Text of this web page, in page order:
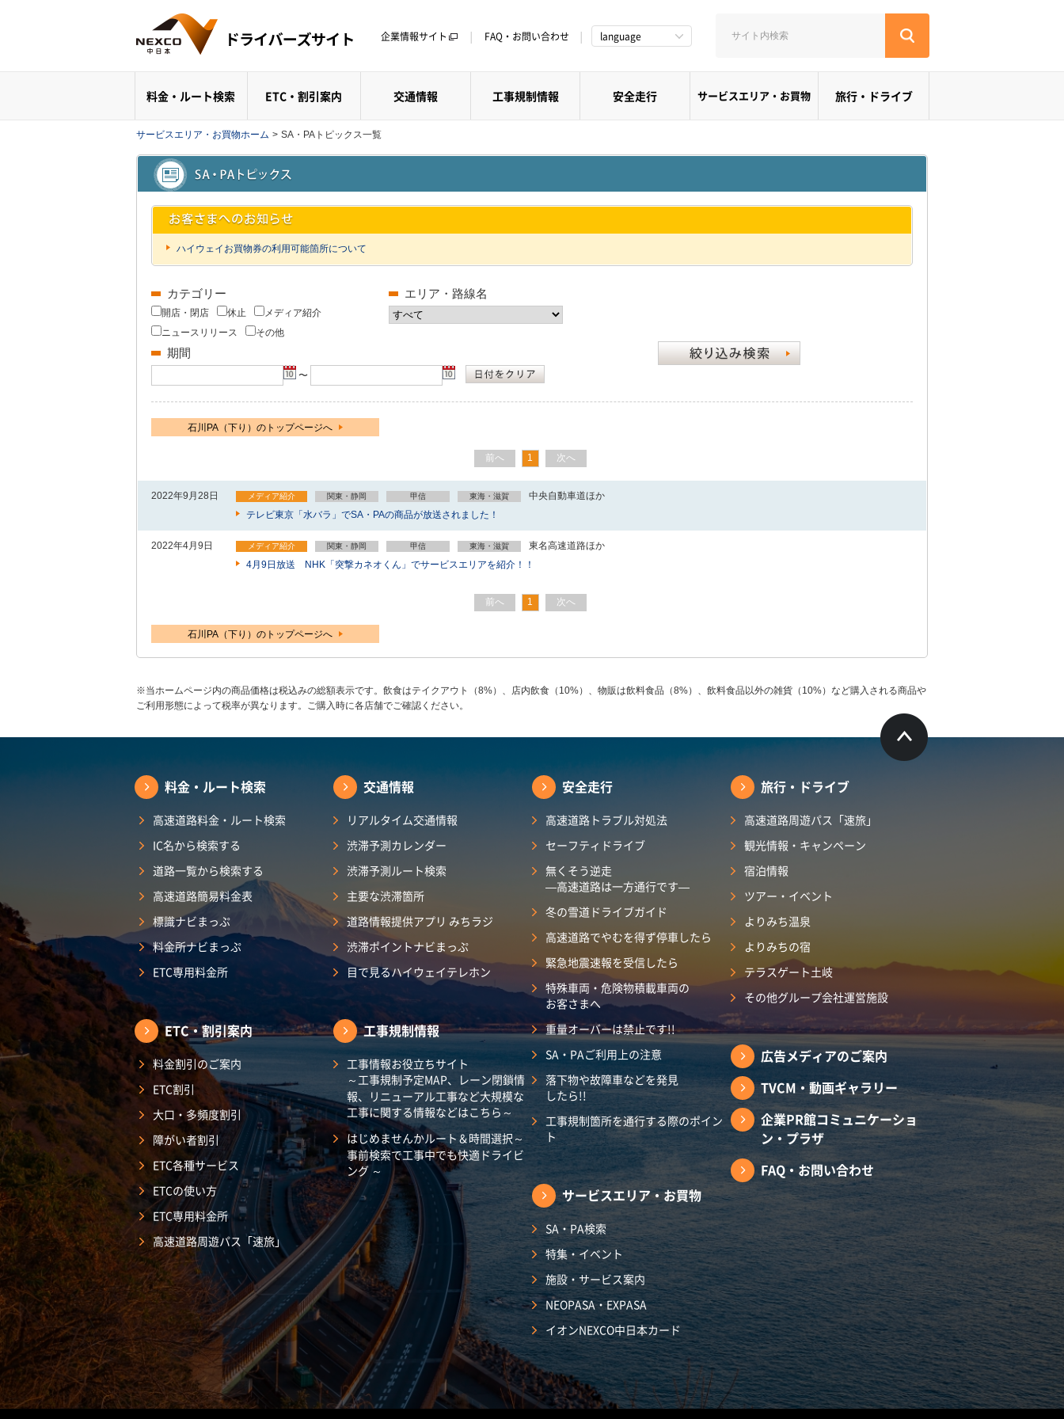
企業情報サイト FAQ・お問い合わせ language
料金・ルート検索 ETC・割引案内 交通情報 工事規制情報 安全走行 サービスエリア・お買物 旅行・ドライブ
サービスエリア・お買物ホーム > SA・PAトピックス一覧
ハイウェイお買物券の利用可能箇所について
カテゴリー
開店・閉店 休止
メディア紹介
ニュースリリース
その他
エリア・路線名
期間
〜
石川PA（下り）のトップページへ
前へ 1 次へ
2022年9月28日 メディア紹介 関東・静岡 甲信 東海・滋賀
中央自動車道ほか
テレビ東京「水バラ」でSA・PAの商品が放送されました！
2022年4月9日 メディア紹介 関東・静岡 甲信 東海・滋賀
東名高速道路ほか
4月9日放送 NHK「突撃カネオくん」でサービスエリアを紹介！！
前へ 1 次へ
石川PA（下り）のトップページへ
※当ホームページ内の商品価格は税込みの総額表示です。飲食はテイクアウト（8%）、店内飲食（10%）、物販は飲料食品（8%）、飲料食品以外の雑貨（10%）など購入される商品や
ご利用形態によって税率が異なります。ご購入時に各店舗でご確認ください。
料金・ルート検索
高速道路料金・ルート検索
IC名から検索する
道路一覧から検索する
高速道路簡易料金表
標識ナビまっぷ
料金所ナビまっぷ
ETC専用料金所
ETC・割引案内
料金割引のご案内
ETC割引
大口・多頻度割引
障がい者割引
ETC各種サービス
ETCの使い方
ETC専用料金所
高速道路周遊パス「速旅」
交通情報
リアルタイム交通情報
渋滞予測カレンダー
渋滞予測ルート検索
主要な渋滞箇所
道路情報提供アプリ みちラジ
渋滞ポイントナビまっぷ
目で見るハイウェイテレホン
工事規制情報
工事情報お役立ちサイト
～工事規制予定MAP、レーン閉鎖情
報、リニューアル工事など大規模な
工事に関する情報などはこちら～
はじめませんかルート＆時間選択～
事前検索で工事中でも快適ドライビ
ング ～
安全走行
高速道路トラブル対処法
セーフティドライブ
無くそう逆走
―高速道路は一方通行です―
冬の雪道ドライブガイド
高速道路でやむを得ず停車したら
緊急地震速報を受信したら
特殊車両・危険物積載車両の
お客さまへ
重量オーバーは禁止です!!
SA・PAご利用上の注意
落下物や故障車などを発見
したら!!
工事規制箇所を通行する際のポイン
ト
サービスエリア・お買物
SA・PA検索
特集・イベント
施設・サービス案内
NEOPASA・EXPASA
イオンNEXCO中日本カード
旅行・ドライブ
高速道路周遊パス「速旅」
観光情報・キャンペーン
宿泊情報
ツアー・イベント
よりみち温泉
よりみちの宿
テラスゲート土岐
その他グループ会社運営施設
広告メディアのご案内
TVCM・動画ギャラリー
企業PR館コミュニケーショ
ン・プラザ
FAQ・お問い合わせ